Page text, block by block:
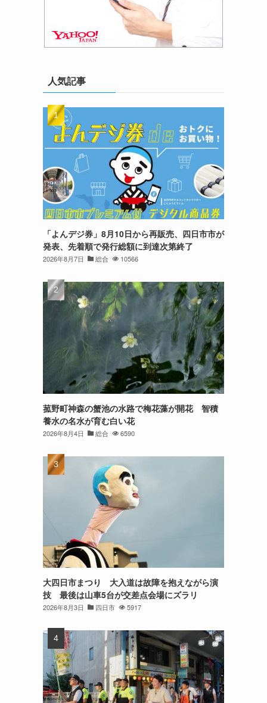
人気記事
「よんデジ券」8月10日から再販売、四日市市が
発表、先着順で発行総額に到達次第終了
2026年8月7日 総合 10566
菰野町神森の蟹池の水路で梅花藻が開花 智積
養水の名水が育む白い花
2026年8月4日 総合 6590
大四日市まつり 大入道は故障を抱えながら演
技 最後は山車5台が交差点会場にズラリ
2026年8月3日 四日市 5917